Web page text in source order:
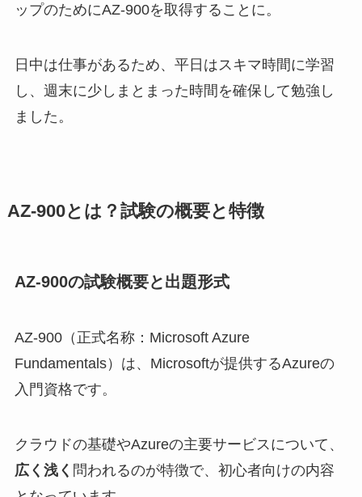
ップのためにAZ-900を取得することに。
日中は仕事があるため、平日はスキマ時間に学習
し、週末に少しまとまった時間を確保して勉強し
ました。
AZ-900とは？試験の概要と特徴
AZ-900の試験概要と出題形式
AZ-900（正式名称：Microsoft Azure
Fundamentals）は、Microsoftが提供するAzureの
入門資格です。
クラウドの基礎やAzureの主要サービスについて、
広く浅く 問われるのが特徴で、初心者向けの内容